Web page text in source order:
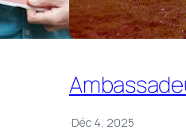
·Déc 4, 2025